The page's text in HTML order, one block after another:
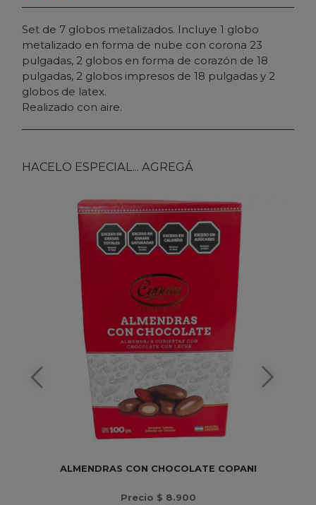
Set de 7 globos metalizados. Incluye 1 globo
metalizado en forma de nube con corona 23
pulgadas, 2 globos en forma de corazón de 18
pulgadas, 2 globos impresos de 18 pulgadas y 2
globos de latex.
Realizado con aire.
HACELO ESPECIAL... AGREGÁ
ALMENDRAS CON CHOCOLATE COPANI
Precio $ 8.900